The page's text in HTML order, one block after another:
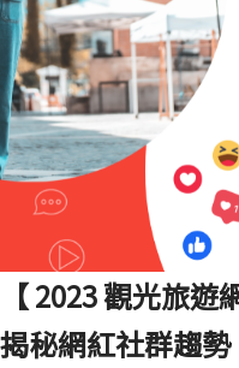
【 2023 觀光旅
揭秘網紅社群趨